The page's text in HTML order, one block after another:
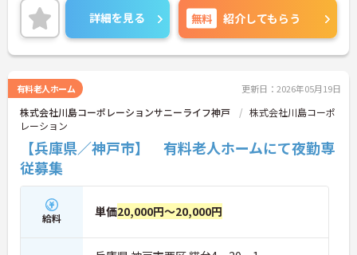
詳細を見る 無料 紹介してもらう
有料老人ホーム 更新日：2026年05月19日
株式会社川島コーポレーションサニーライフ神戸
株式会社川島コーポ
レーション
【兵庫県／神戸市】 有料老人ホームにて夜勤専
従募集
給料 単価20,000円～20,000円